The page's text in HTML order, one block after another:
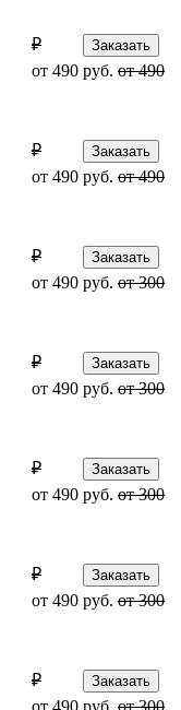
₽ Заказать
от 490 руб. от 490
₽ Заказать
от 490 руб. от 490
₽ Заказать
от 490 руб. от 300
₽ Заказать
от 490 руб. от 300
₽ Заказать
от 490 руб. от 300
₽ Заказать
от 490 руб. от 300
₽ Заказать